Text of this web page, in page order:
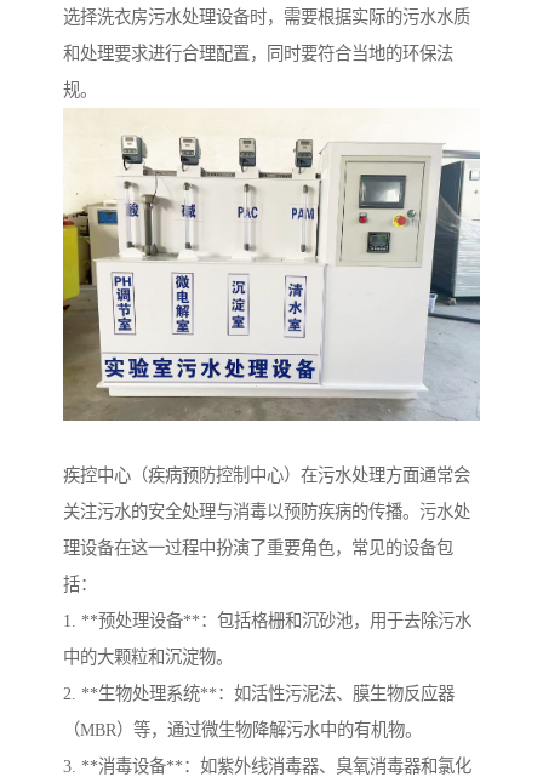
选择洗衣房污水处理设备时，需要根据实际的污水水质
和处理要求进行合理配置，同时要符合当地的环保法
规。
疾控中心（疾病预防控制中心）在污水处理方面通常会
关注污水的安全处理与消毒以预防疾病的传播。污水处
理设备在这一过程中扮演了重要角色，常见的设备包
括：
1. **预处理设备**：包括格栅和沉砂池，用于去除污水
中的大颗粒和沉淀物。
2. **生物处理系统**：如活性污泥法、膜生物反应器
（MBR）等，通过微生物降解污水中的有机物。
3. **消毒设备**：如紫外线消毒器、臭氧消毒器和氯化